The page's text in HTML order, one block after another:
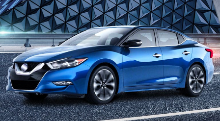
บริการ
ของ
เรา
ค้นหา
ร้าน
แบตเตอรี่
ข่าว